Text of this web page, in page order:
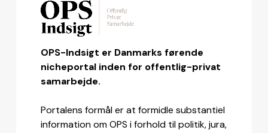
OPS-Indsigt er Danmarks førende
nicheportal inden for offentlig-privat
samarbejde.
Portalens formål er at formidle substantiel
information om OPS i forhold til politik, jura,